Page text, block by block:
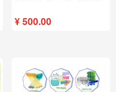
¥500.00